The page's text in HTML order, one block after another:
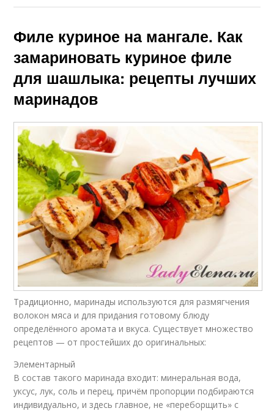
Филе куриное на мангале. Как
замариновать куриное филе
для шашлыка: рецепты лучших
маринадов
Традиционно, маринады используются для размягчения
волокон мяса и для придания готовому блюду
определённого аромата и вкуса. Существует множество
рецептов — от простейших до оригинальных:
Элементарный
В состав такого маринада входит: минеральная вода,
уксус, лук, соль и перец, причём пропорции подбираются
индивидуально, и здесь главное, не «переборщить» с